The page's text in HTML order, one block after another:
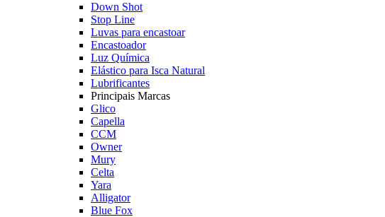
Down Shot
Stop Line
Luvas para encastoar
Encastoador
Luz Química
Elástico para Isca Natural
Lubrificantes
Principais Marcas
Glico
Capella
CCM
Owner
Mury
Celta
Yara
Alligator
Blue Fox